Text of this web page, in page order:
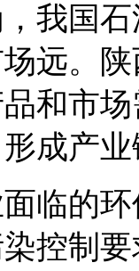
我国
远。
和市
成产
临的
控制